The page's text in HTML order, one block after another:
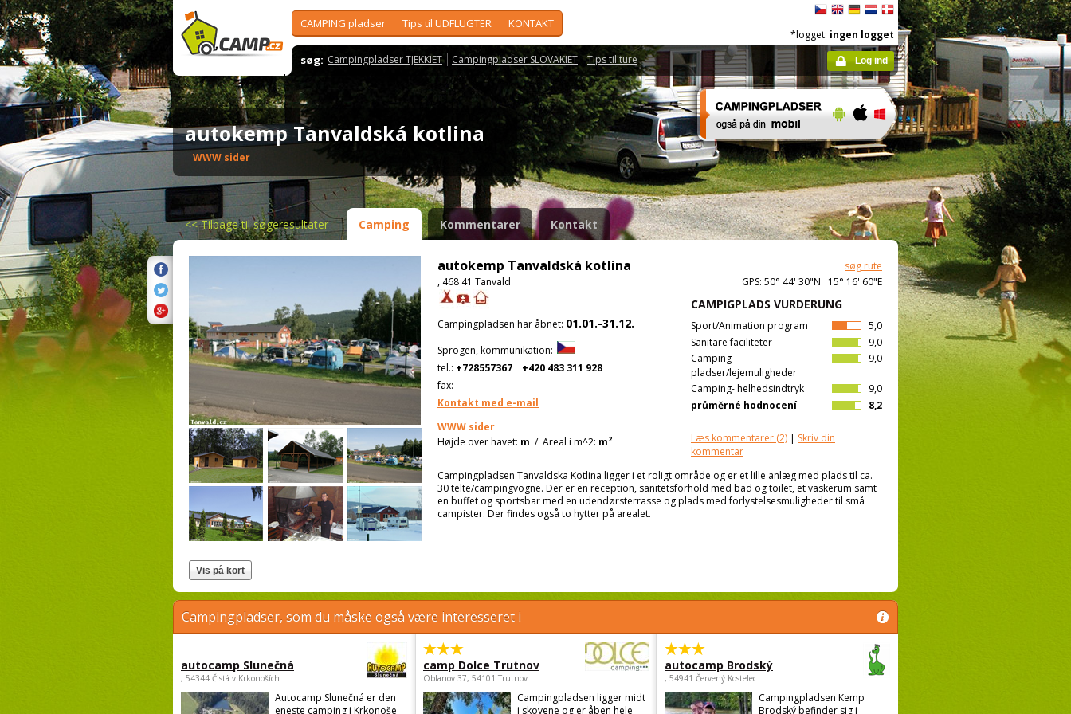
CAMPING pladser Tips til UDFLUGTER KONTAKT
søg: Campingpladser TJEKKIET Campingpladser SLOVAKIET Tips til ture
*logget: ingen logget
Log ind
autokemp Tanvaldská kotlina
WWW sider
<<Tilbage til søgeresultater Camping Kommentarer Kontakt
autokemp Tanvaldská kotlina
søg rute
, 468 41 Tanvald
GPS: 50° 44' 30"N 15° 16' 60"E
CAMPIGPLADS VURDERUNG
5,0
Sport/Animation program
9,0
Sanitare faciliteter
9,0
Camping
pladser/lejemuligheder
9,0
Camping- helhedsindtryk
8,2
průměrné hodnocení
Læs kommentarer (2) | Skriv din
kommentar
Campingpladsen har åbnet: 01.01.-31.12.
Sprogen, kommunikation:
tel.: +728557367
+420 483 311 928
fax:
Kontakt med e-mail
WWW sider
Højde over havet: m / Areal i m^2: m2
Campingpladsen Tanvaldska Kotlina ligger i et roligt område og er et lille anlæg med plads til ca.
30 telte/campingvogne. Der er en reception, sanitetsforhold med bad og toilet, et vaskerum samt
en buffet og sportsbar med en udendørsterrasse og plads med forlystelsesmuligheder til små
campister. Der findes også to hytter på arealet.
Campingpladser, som du måske også være interesseret i
autocamp Slunečná
, 54344 Čistá v Krkonoších
Autocamp Slunečná er den
eneste camping i Krkonoše
camp Dolce Trutnov
Oblanov 37, 54101 Trutnov
Campingpladsen ligger midt
i skovene og er åben hele
autocamp Brodský
, 54941 Červený Kostelec
Campingpladsen Kemp
Brodský befinder sig i